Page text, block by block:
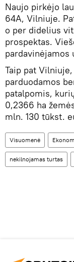
Naujo pirkėjo
64A, Vilniuje.
o per didelius
prospektas.
pardavinėjamos
Taip pat
parduodamos
patalpomis,
0,2366 ha
mln. 130 tūkst.
Visuomenė
nekilnojamas turtas